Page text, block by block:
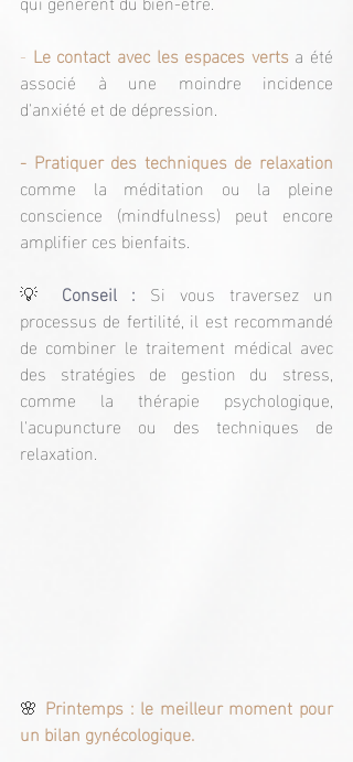
- Le contact avec les espaces verts a été
associé à une moindre incidence
d'anxiété et de dépression.
- Pratiquer des techniques de relaxation
comme la méditation ou la pleine
conscience (mindfulness) peut encore
amplifier ces bienfaits.
💡 Conseil : Si vous traversez un
processus de fertilité, il est recommandé
de combiner le traitement médical avec
des stratégies de gestion du stress,
comme la thérapie psychologique,
l'acupuncture ou des techniques de
relaxation.
🌸 Printemps : le meilleur moment pour
un bilan gynécologique.